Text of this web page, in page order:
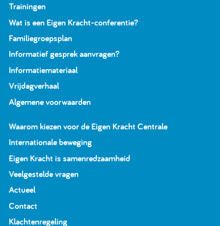
Trainingen
Wat is een Eigen Kracht-conferentie?
Familiegroepsplan
Informatief gesprek aanvragen?
Informatiemateriaal
Vrijdagverhaal
Algemene voorwaarden
Waarom kiezen voor de Eigen Kracht Centrale
Internationale beweging
Eigen Kracht is samenredzaamheid
Veelgestelde vragen
Actueel
Contact
Klachtenregeling